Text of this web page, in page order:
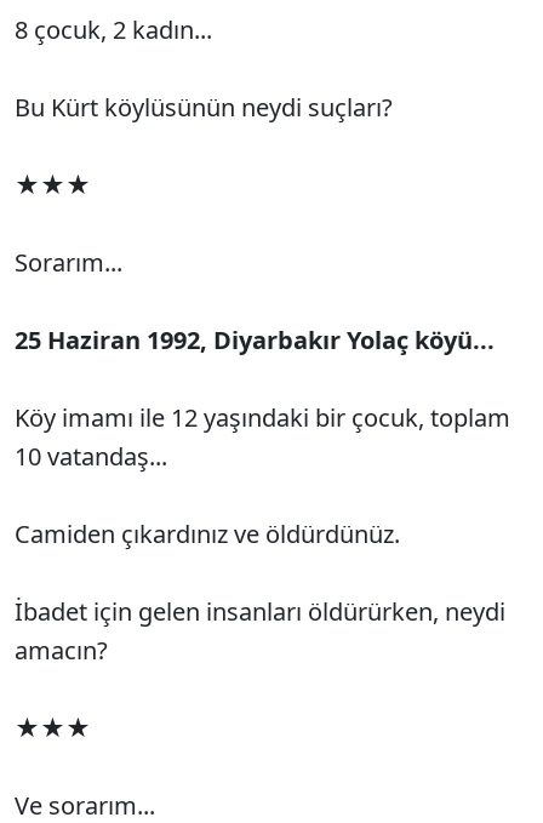
8 çocuk, 2 kadın...
Bu Kürt köylüsünün neydi suçları?
★★★
Sorarım...
25 Haziran 1992, Diyarbakır Yolaç köyü...
Köy imamı ile 12 yaşındaki bir çocuk, toplam
10 vatandaş...
Camiden çıkardınız ve öldürdünüz.
İbadet için gelen insanları öldürürken, neydi
amacın?
★★★
Ve sorarım...